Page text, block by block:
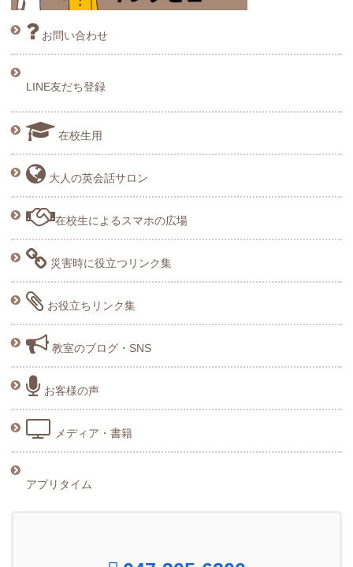
お問い合わせ
LINE友だち登録
在校生用
大人の英会話サロン
在校生によるスマホの広場
災害時に役立つリンク集
お役立ちリンク集
教室のブログ・SNS
お客様の声
メディア・書籍
アプリタイム